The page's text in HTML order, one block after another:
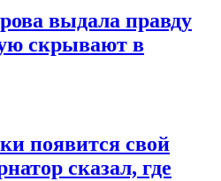
выдала правду
скрывают в
появится свой
сказал, где